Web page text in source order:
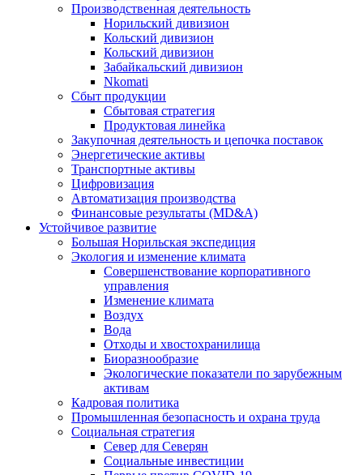
Производственная деятельность
Норильский дивизион
Кольский дивизион
Кольский дивизион
Забайкальский дивизион
Nkomati
Сбыт продукции
Сбытовая стратегия
Продуктовая линейка
Закупочная деятельность и цепочка поставок
Энергетические активы
Транспортные активы
Цифровизация
Автоматизация производства
Финансовые результаты (MD&A)
Устойчивое развитие
Большая Норильская экспедиция
Экология и изменение климата
Совершенствование корпоративного
управления
Изменение климата
Воздух
Вода
Отходы и хвостохранилища
Биоразнообразие
Экологические показатели по зарубежным
активам
Кадровая политика
Промышленная безопасность и охрана труда
Социальная стратегия
Север для Северян
Социальные инвестиции